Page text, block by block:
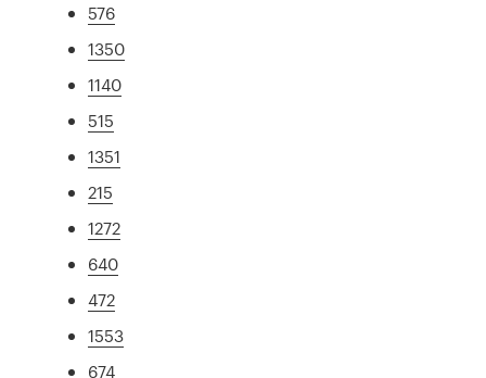
576
1350
1140
515
1351
215
1272
640
472
1553
674